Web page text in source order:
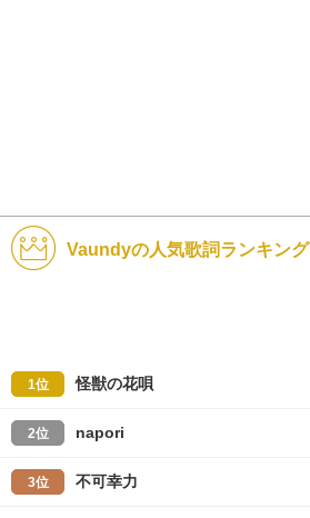
Vaundyの人気歌詞ランキング
1位 怪獣の花唄
2位 napori
3位 不可幸力